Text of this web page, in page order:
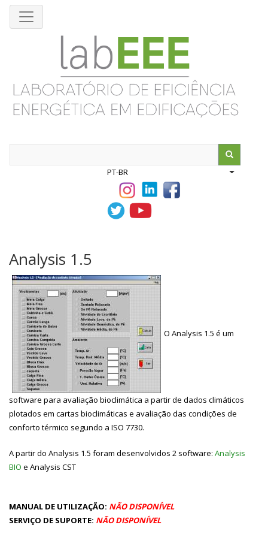
Pular
PT-BR
List
Analysis 1.5
O Analysis 1.5 é um
software para avaliação bioclimática a partir de dados climáticos
plotados em cartas bioclimáticas e avaliação das condições de
conforto térmico segundo a ISO 7730.
A partir do Analysis 1.5 foram desenvolvidos 2 software: Analysis
BIO e Analysis CST
MANUAL DE UTILIZAÇÃO: NÃO DISPONÍVEL
SERVIÇO DE SUPORTE: NÃO DISPONÍVEL